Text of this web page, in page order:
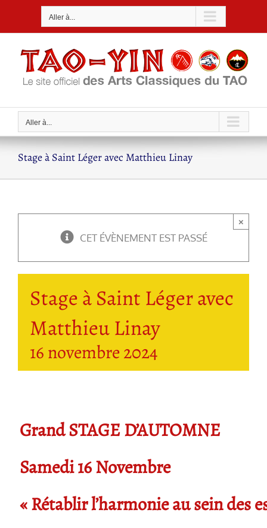
Aller à...
Aller à...
Stage à Saint Léger avec Matthieu Linay
CET ÉVÈNEMENT EST PASSÉ
×
Stage à Saint Léger avec
Matthieu Linay
16 novembre 2024
Grand STAGE D’AUTOMNE
Samedi 16 Novembre
« Rétablir l’harmonie au sein des